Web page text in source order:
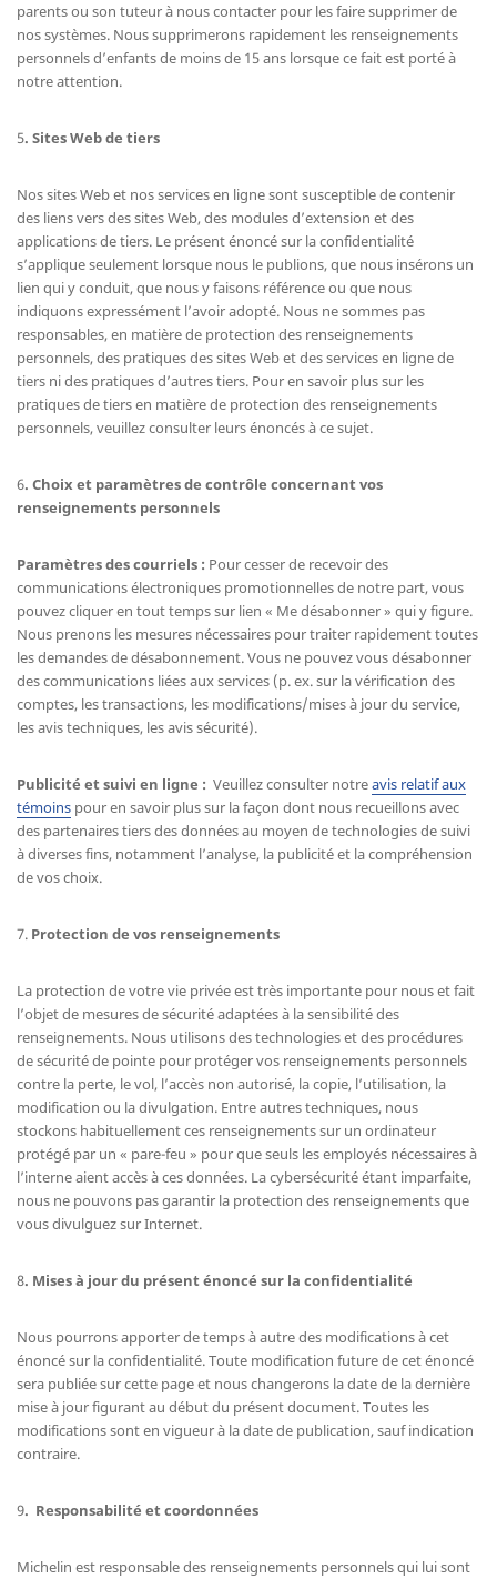
parents ou son tuteur à nous contacter pour les faire supprimer de
nos systèmes. Nous supprimerons rapidement les renseignements
personnels d’enfants de moins de 15 ans lorsque ce fait est porté à
notre attention.
5. Sites Web de tiers
Nos sites Web et nos services en ligne sont susceptible de contenir
des liens vers des sites Web, des modules d’extension et des
applications de tiers. Le présent énoncé sur la confidentialité
s’applique seulement lorsque nous le publions, que nous insérons un
lien qui y conduit, que nous y faisons référence ou que nous
indiquons expressément l’avoir adopté. Nous ne sommes pas
responsables, en matière de protection des renseignements
personnels, des pratiques des sites Web et des services en ligne de
tiers ni des pratiques d’autres tiers. Pour en savoir plus sur les
pratiques de tiers en matière de protection des renseignements
personnels, veuillez consulter leurs énoncés à ce sujet.
6. Choix et paramètres de contrôle concernant vos
renseignements personnels
Paramètres des courriels : Pour cesser de recevoir des
communications électroniques promotionnelles de notre part, vous
pouvez cliquer en tout temps sur lien « Me désabonner » qui y figure.
Nous prenons les mesures nécessaires pour traiter rapidement toutes
les demandes de désabonnement. Vous ne pouvez vous désabonner
des communications liées aux services (p. ex. sur la vérification des
comptes, les transactions, les modifications/mises à jour du service,
les avis techniques, les avis sécurité).
Publicité et suivi en ligne : Veuillez consulter notreavis relatif aux
témoins pour en savoir plus sur la façon dont nous recueillons avec
des partenaires tiers des données au moyen de technologies de suivi
à diverses fins, notamment l’analyse, la publicité et la compréhension
de vos choix.
7. Protection de vos renseignements
La protection de votre vie privée est très importante pour nous et fait
l’objet de mesures de sécurité adaptées à la sensibilité des
renseignements. Nous utilisons des technologies et des procédures
de sécurité de pointe pour protéger vos renseignements personnels
contre la perte, le vol, l’accès non autorisé, la copie, l’utilisation, la
modification ou la divulgation. Entre autres techniques, nous
stockons habituellement ces renseignements sur un ordinateur
protégé par un « pare-feu » pour que seuls les employés nécessaires à
l’interne aient accès à ces données. La cybersécurité étant imparfaite,
nous ne pouvons pas garantir la protection des renseignements que
vous divulguez sur Internet.
8. Mises à jour du présent énoncé sur la confidentialité
Nous pourrons apporter de temps à autre des modifications à cet
énoncé sur la confidentialité. Toute modification future de cet énoncé
sera publiée sur cette page et nous changerons la date de la dernière
mise à jour figurant au début du présent document. Toutes les
modifications sont en vigueur à la date de publication, sauf indication
contraire.
9. Responsabilité et coordonnées
Michelin est responsable des renseignements personnels qui lui sont